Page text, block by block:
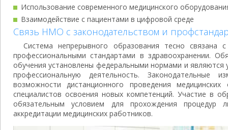
Использование современного медицинского
Взаимодействие с пациентами в цифровой среде
Связь НМО с законодательством и
Система непрерывного образования тесно связана
профессиональными стандартами в здравоохранении.
обучения установлены федеральными нормами и являются
профессиональную деятельность. Законодательные
возможности дистанционного проведения
специалистов освоения новых компетенций. Участие в
обязательным условием для прохождения процедур
аккредитации медицинских работников.